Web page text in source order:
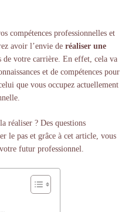
compétences professionnelles et
avoir l’envie de réaliser une
de votre carrière. En effet, cela va
et de compétences pour
que vous occupez actuellement
réaliser ? Des questions
le pas et grâce à cet article, vous
futur professionnel.